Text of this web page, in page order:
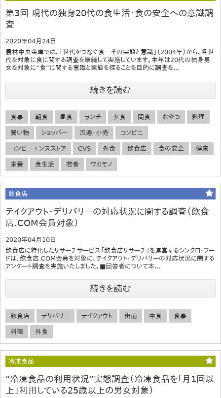
第3回 現代の独身20代の食生活・食の安全への意識調
査
2020年04月24日
農林中央金庫では、「世代をつなぐ食 その実態と意識」（2004年）から、各世
代を対象に食に関する調査を継続して実施しています。本年は20代の独身男
女を対象に“食”に関する意識と実態を探ることを目的に調査を...
続きを読む
食事 朝食 昼食 ランチ 夕食 間食 おやつ 料理
買い物 ショッパー 流通・小売 コンビニ
コンビニエンスストア CVS 外食 飲食店 食の安全 健康
栄養 食生活 若者 ワカモノ
飲食店
テイクアウト・デリバリーの対応状況に関する調査（飲食
店.COM会員対象）
2020年04月10日
飲食店に特化したリサーチサービス「飲食店リサーチ」を運営するシンクロ・フー
ドは、飲食店.COM会員を対象に、テイクアウト・デリバリーの対応状況に関する
アンケート調査を実施いたしました。■回答者について本...
続きを読む
飲食店 デリバリー テイクアウト 出前 中食 食事
料理 外食
冷凍食品
“冷凍食品の利用状況”実態調査（冷凍食品を「月1回以
上」利用している25歳以上の男女対象）